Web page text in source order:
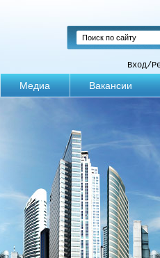
Медиа Вакансии
Вход/